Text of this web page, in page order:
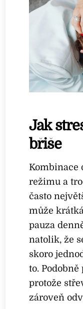
Jak
břiše
Kombinace
režimu a
často
může
pauza
natolik, že
skoro
to.
protože
zároveň